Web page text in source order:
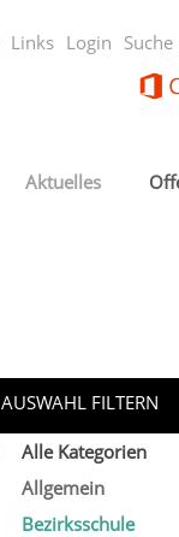
Links Login Suche
Aktuelles
AUSWAHL FILTERN
Alle Kategorien
Allgemein
Bezirksschule